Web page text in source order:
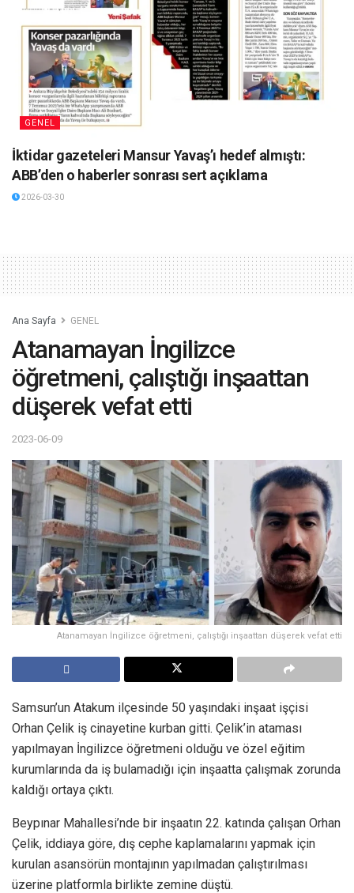
GENEL
İktidar gazeteleri Mansur Yavaş’ı hedef almıştı:
ABB’den o haberler sonrası sert açıklama
2026-03-30
Ana Sayfa GENEL
Atanamayan İngilizce
öğretmeni, çalıştığı inşaattan
düşerek vefat etti
2023-06-09
Atanamayan İngilizce öğretmeni, çalıştığı inşaattan düşerek vefat etti
Samsun’un Atakum ilçesinde 50 yaşındaki inşaat işçisi
Orhan Çelik iş cinayetine kurban gitti. Çelik’in ataması
yapılmayan İngilizce öğretmeni olduğu ve özel eğitim
kurumlarında da iş bulamadığı için inşaatta çalışmak zorunda
kaldığı ortaya çıktı.
Beypınar Mahallesi’nde bir inşaatın 22. katında çalışan Orhan
Çelik, iddiaya göre, dış cephe kaplamalarını yapmak için
kurulan asansörün montajının yapılmadan çalıştırılması
üzerine platformla birlikte zemine düştü.